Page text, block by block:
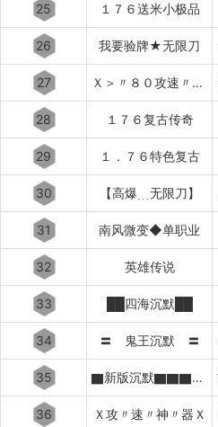
25 １７６送米小极品
26 我要验牌★无限刀
27 Ｘ＞〃８０攻速〃＜Ｘ
28 １７６复古传奇
29 １．７６特色复古
30 【高爆﹍无限刀】
31 南风微变◆单职业
32 英雄传说
33 ██四海沉默██
34 〓 鬼王沉默 〓
35 ▇新版沉默▇▇▇▇▇▇▇▇▇▇
36 Ｘ攻〃速〃神〃器Ｘ